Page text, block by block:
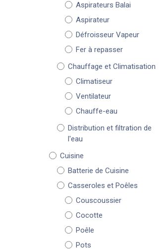
Aspirateurs Balai
Aspirateur
Défroisseur Vapeur
Fer à repasser
Chauffage et Climatisation
Climatiseur
Ventilateur
Chauffe-eau
Distribution et filtration de
l'eau
Cuisine
Batterie de Cuisine
Casseroles et Poêles
Couscoussier
Cocotte
Poêle
Pots